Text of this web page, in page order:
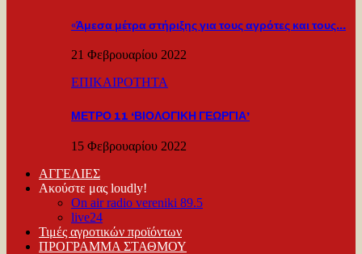
«Άμεσα μέτρα στήριξης για τους αγρότες και τους…
21 Φεβρουαρίου 2022
ΕΠΙΚΑΙΡΟΤΗΤΑ
ΜΕΤΡΟ 11 ‘ΒΙΟΛΟΓΙΚΗ ΓΕΩΡΓΙΑ’
15 Φεβρουαρίου 2022
ΑΓΓΕΛΙΕΣ
Ακούστε μας loudly!
On air radio vereniki 89.5
live24
Τιμές αγροτικών προϊόντων
ΠΡΟΓΡΑΜΜΑ ΣΤΑΘΜΟΥ